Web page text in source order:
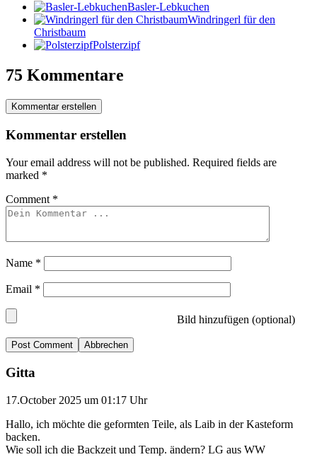
Basler-Lebkuchen
Windringerl für den
Christbaum
Polsterzipf
75 Kommentare
Kommentar erstellen
Kommentar erstellen
Your email address will not be published. Required fields are
marked *
Comment *
Name *
Email *
Bild hinzufügen (optional)
Abbrechen
Gitta
17.October 2025 um 01:17 Uhr
Hallo, ich möchte die geformten Teile, als Laib in der Kasteform
backen.
Wie soll ich die Backzeit und Temp. ändern? LG aus WW